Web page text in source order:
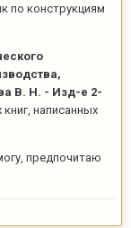
по конструкциям
В. Н. - Изд-е 2-
написанных
предпочитаю